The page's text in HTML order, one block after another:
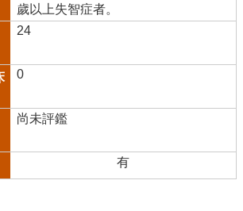
歲以上失智症者。
24
0
尚未評鑑
有